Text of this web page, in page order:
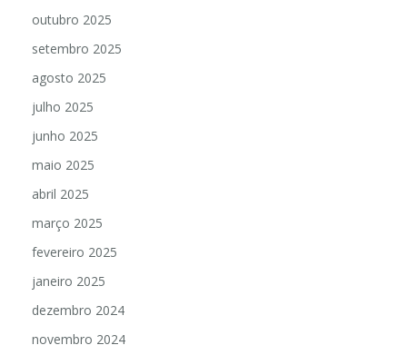
outubro 2025
setembro 2025
agosto 2025
julho 2025
junho 2025
maio 2025
abril 2025
março 2025
fevereiro 2025
janeiro 2025
dezembro 2024
novembro 2024